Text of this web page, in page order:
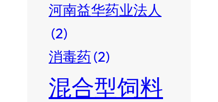
河南益华药业法人
(2)
消毒药(2)
混合型饲料